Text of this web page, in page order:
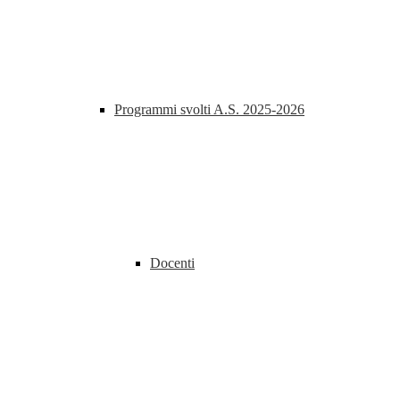
Programmi svolti A.S. 2025-2026
Docenti